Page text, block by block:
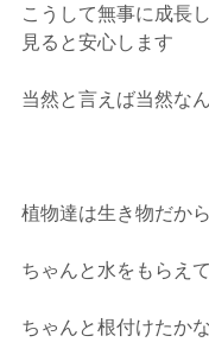
こうして無事に成長
見ると安心します
当然と言えば当然な
植物達は生き物だか
ちゃんと水をもらえ
ちゃんと根付けたか